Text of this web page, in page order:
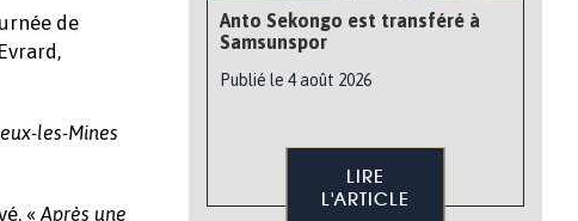
de
les-Mines
« Après une
Anto Sekongo est transféré à
Samsunspor
Publié le 4 août 2026
LIRE
L'ARTICLE